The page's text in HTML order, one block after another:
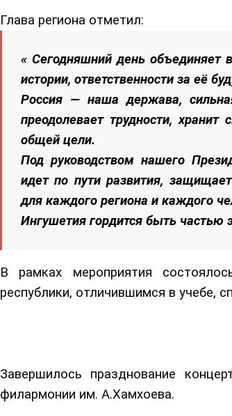
Глава региона отметил:
« Сегодняшний день объединяет
истории, ответственности за её
Россия — наша держава,
преодолевает трудности,
общей цели.
Под руководством нашего
идет по пути развития,
для каждого региона и каждого
Ингушетия гордится быть частью
В рамках мероприятия
республики, отличившимся в учебе,
Завершилось празднование
филармонии им. А.Хамхоева.